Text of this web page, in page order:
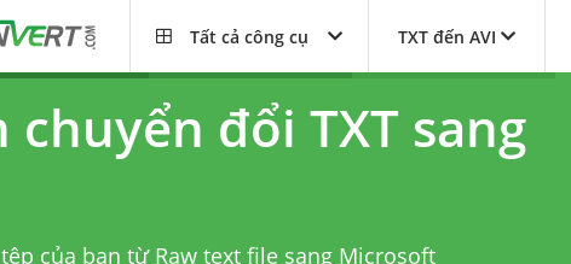
Tất cả công cụ TXT đến AVI
chuyển đổi TXT sang
của bạn từ Raw text file sang Microsoft